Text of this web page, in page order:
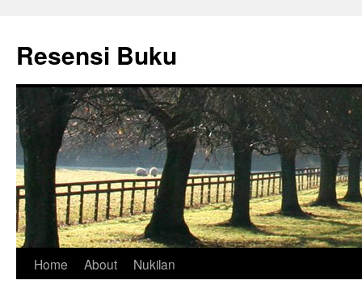
content
Resensi Buku
Home About Nukilan